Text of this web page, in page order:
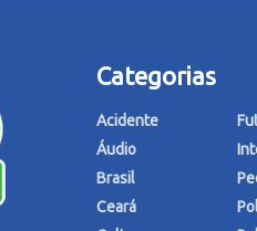
Categorias
Acidente
Áudio
Brasil
Ceará